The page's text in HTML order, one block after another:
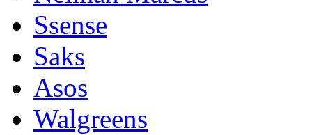
Ssense
Saks
Asos
Walgreens